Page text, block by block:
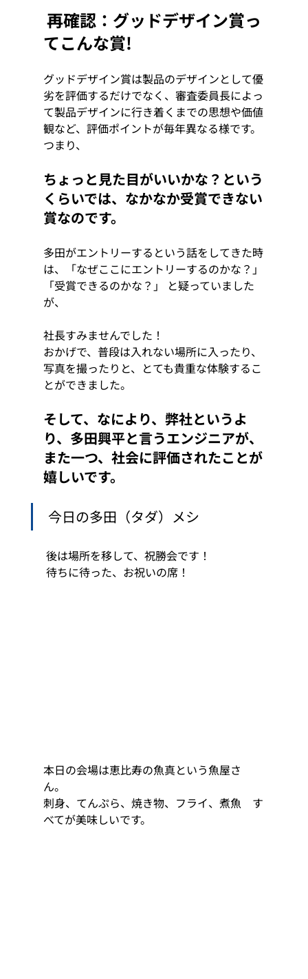
再確認： グッドデザイン賞っ
てこんな賞!
グッドデザイン賞は製品のデザインとして優
劣を評価するだけでなく、審査委員長によっ
て製品デザインに行き着くまでの思想や価値
観など、評価ポイントが毎年異なる様です。
つまり、
ちょっと見た目がいいかな？という
くらいでは、なかなか受賞できない
賞なのです。
多田がエントリーするという話をしてきた時
は、「なぜここにエントリーするのかな？」
「受賞できるのかな？」 と疑っていました
が、
社長すみませんでした！
おかげで、普段は入れない場所に入ったり、
写真を撮ったりと、とても貴重な体験するこ
とができました。
そして、なにより、弊社というよ
り、多田興平と言うエンジニアが、
また一つ、社会に評価されたことが
嬉しいです。
今日の多田（タダ）メシ
後は場所を移して、祝勝会です！
待ちに待った、お祝いの席！
本日の会場は恵比寿の魚真という魚屋さ
ん。
刺身、てんぷら、焼き物、フライ、煮魚　す
べてが美味しいです。